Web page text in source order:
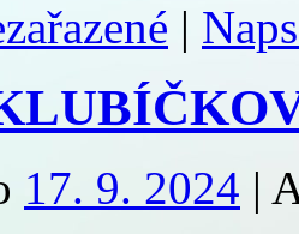
|
17. 9. 2024 |